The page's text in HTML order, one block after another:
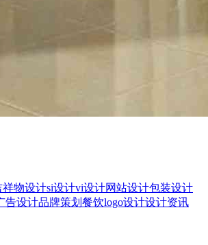
祥物设计si设计vi设计网站设计包装设计
告设计品牌策划 餐饮logo设计设计资讯